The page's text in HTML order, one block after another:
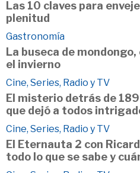
Las 10 claves para
plenitud
Gastronomía
La buseca de
el invierno
Cine, Series, Radio y TV
El misterio detrás de
que dejó a todos
Cine, Series, Radio y TV
El Eternauta 2 con
todo lo que se sabe y